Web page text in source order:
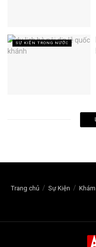
SỰ KIỆN TRONG NƯỚC
Trang chủ Sự Kiện Khám